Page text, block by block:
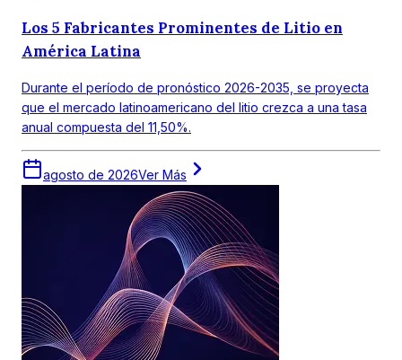
Los 5 Fabricantes Prominentes de Litio en
América Latina
Durante el período de pronóstico 2026-2035, se proyecta
que el mercado latinoamericano del litio crezca a una tasa
anual compuesta del 11,50%.
agosto de 2026Ver Más